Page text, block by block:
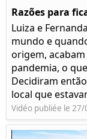
Razões para
Luiza e
mundo e
origem,
pandemia, o
Decidiram
local que
Vidéo publiée le 27/